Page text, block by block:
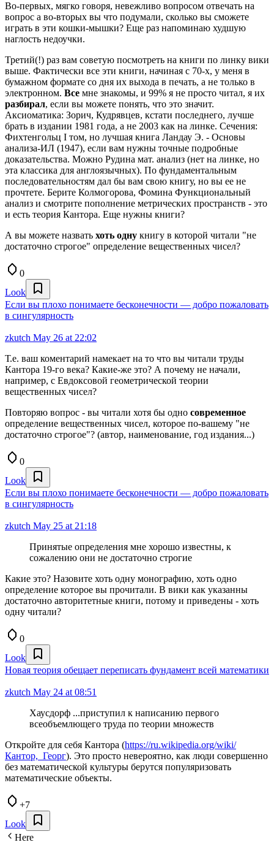
Во-первых, мягко говоря, невежливо вопросом отвечать на
вопрос а во-вторых вы что подумали, сколько вы сможете
играть в эти кошки-мышки? Еще раз напоминаю худшую
наглость недоучки.
Третий(!) раз вам советую посмотреть на книги по линку вики
выше. Фактически все эти книги, начиная с 70-х, у меня в
бумажном формате со дня их выхода в печать, а не только в
электронном. Все мне знакомы, и 99% я не просто читал, я их
разбирал, если вы можете понять, что это значит.
Аксиоматика: Зорич, Кудрявцев, кстати последнего, лучше
брать в издании 1981 года, а не 2003 как на линке. Сечения:
Фихтенгольц I том, но лучшая книга Ландау Э. - Основы
анализа-ИЛ (1947), если вам нужны точные подробные
доказательства. Можно Рудина мат. анализ (нет на линке, но
эта классика для англоязычных). По фундаментальным
последовательностям дал бы вам свою книгу, но вы ее не
прочтете. Берите Колмогорова, Фомина Функциональный
анализ и смотрите пополнение метрических пространств - это
и есть теория Кантора. Еще нужны книги?
А вы можете назвать хоть одну книгу в которой читали "не
достаточно строгое" определение вещественных чисел?
0
Look
Если вы плохо понимаете бесконечности — добро пожаловать
в сингулярность
zkutch May 26 at 22:02
Т.е. ваш коментарий намекает на то что вы читали труды
Кантора 19-го века? Какие-же это? А почему не начали,
например, с Евдоксовой геометрической теории
вещественных чисел?
Повторяю вопрос - вы читали хотя бы одно современное
определение вещественных чисел, которое по-вашему "не
достаточно строгое"? (автор, наименование, год издания...)
0
Look
Если вы плохо понимаете бесконечности — добро пожаловать
в сингулярность
zkutch May 25 at 21:18
Принятые определения мне хорошо известны, к
сожалению они не достаточно строгие
Какие это? Назовите хоть одну монографию, хоть одно
определение которое вы прочитали. В вики как указанны
достаточно авторитетные книги, потому и приведены - хоть
одну читали?
0
Look
Новая теория обещает переписать фундамент всей математики
zkutch May 24 at 08:51
Хаусдорф ...приступил к написанию первого
всеобъемлющего труда по теории множеств
Откройте для себя Кантора (https://ru.wikipedia.org/wiki/
Кантор,_Георг). Это просто невероятно, как люди совершенно
без математической культуры берутся популяризовать
математические объекты.
+7
Look
Here